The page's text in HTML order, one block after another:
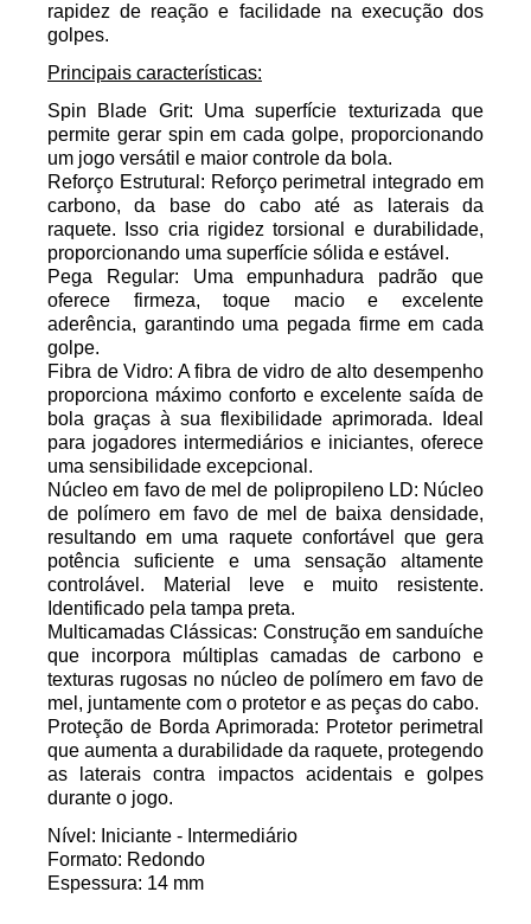
rapidez de reação e facilidade na execução dos
golpes.
Principais características:
Spin Blade Grit: Uma superfície texturizada que
permite gerar spin em cada golpe, proporcionando
um jogo versátil e maior controle da bola.
Reforço Estrutural : Reforço perimetral integrado em
carbono, da base do cabo até as laterais da
raquete. Isso cria rigidez torsional e durabilidade,
proporcionando uma superfície sólida e estável.
Pega Regular: Uma empunhadura padrão que
oferece firmeza, toque macio e excelente
aderência, garantindo uma pegada firme em cada
golpe.
Fibra de Vidro: A fibra de vidro de alto desempenho
proporciona máximo conforto e excelente saída de
bola graças à sua flexibilidade aprimorada. Ideal
para jogadores intermediários e iniciantes, oferece
uma sensibilidade excepcional.
Núcleo em favo de mel de polipropileno LD: Núcleo
de polímero em favo de mel de baixa densidade,
resultando em uma raquete confortável que gera
potência suficiente e uma sensação altamente
controlável. Material leve e muito resistente.
Identificado pela tampa preta.
Multicamadas Clássicas: Construção em sanduíche
que incorpora múltiplas camadas de carbono e
texturas rugosas no núcleo de polímero em favo de
mel, juntamente com o protetor e as peças do cabo.
Proteção de Borda Aprimorada: Protetor perimetral
que aumenta a durabilidade da raquete, protegendo
as laterais contra impactos acidentais e golpes
durante o jogo.
Nível: Iniciante - Intermediário
Formato: Redondo
Espessura: 14 mm